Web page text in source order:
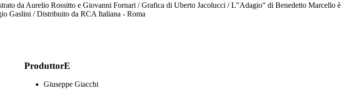
da Aurelio Rossitto e Giovanni Fornari / Grafica di Uberto Jacolucci / L"Adagio" di Benedetto Marcello è
Gaslini / Distribuito da RCA Italiana - Roma
ProduttorE
Giuseppe Giacchi